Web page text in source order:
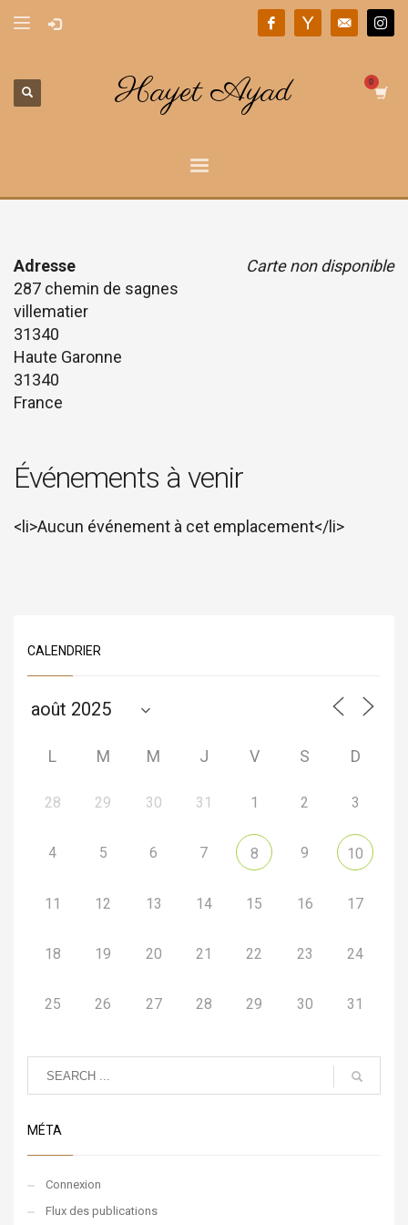
Hayet Ayad
Carte non disponible
Adresse
287 chemin de sagnes
villematier
31340
Haute Garonne
31340
France
Événements à venir
<li>Aucun événement à cet emplacement</li>
CALENDRIER
L M M J V S D
28 29 30 31 1 2 3
4 5 6 7 8 9 10
11 12 13 14 15 16 17
18 19 20 21 22 23 24
25 26 27 28 29 30 31
MÉTA
Connexion
Flux des publications